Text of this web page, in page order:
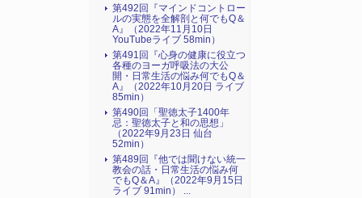
第492回『マインドコントロー
ルの実態を全解剖と何でもQ＆
A』（2022年11月10日
YouTubeライブ 58min）
第491回『心身の健康に役立つ
各種のヨーガ呼吸法の大公
開・日常生活の悩み何でもQ＆
A』（2022年10月20日 ライブ
85min）
第490回「聖徳太子1400年
忌：聖徳太子と和の思想」
（2022年9月23日 仙台
52min）
第489回『他では聞けない統一
教会の話・日常生活の悩み何
でもQ＆A』（2022年9月15日
ライブ 91min） ...